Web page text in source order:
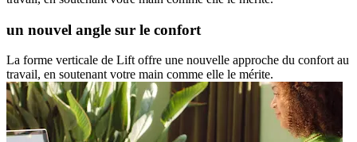
un nouvel angle sur le confort
La forme verticale de Lift offre une nouvelle approche du confort au
travail, en soutenant votre main comme elle le mérite.